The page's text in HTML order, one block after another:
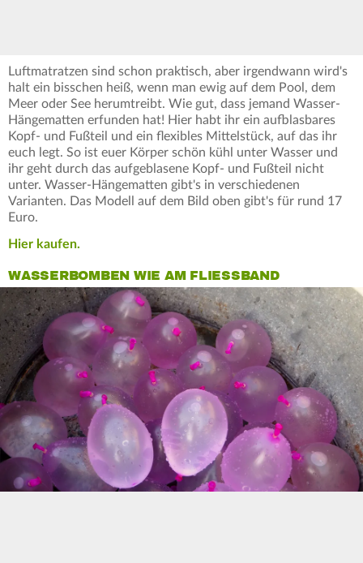
Luftmatratzen sind schon praktisch, aber irgendwann wird's
halt ein bisschen heiß, wenn man ewig auf dem Pool, dem
Meer oder See herumtreibt. Wie gut, dass jemand Wasser-
Hängematten erfunden hat! Hier habt ihr ein aufblasbares
Kopf- und Fußteil und ein flexibles Mittelstück, auf das ihr
euch legt. So ist euer Körper schön kühl unter Wasser und
ihr geht durch das aufgeblasene Kopf- und Fußteil nicht
unter. Wasser-Hängematten gibt's in verschiedenen
Varianten. Das Modell auf dem Bild oben gibt's für rund 17
Euro.
Hier kaufen.
WASSERBOMBEN WIE AM FLIESSBAND